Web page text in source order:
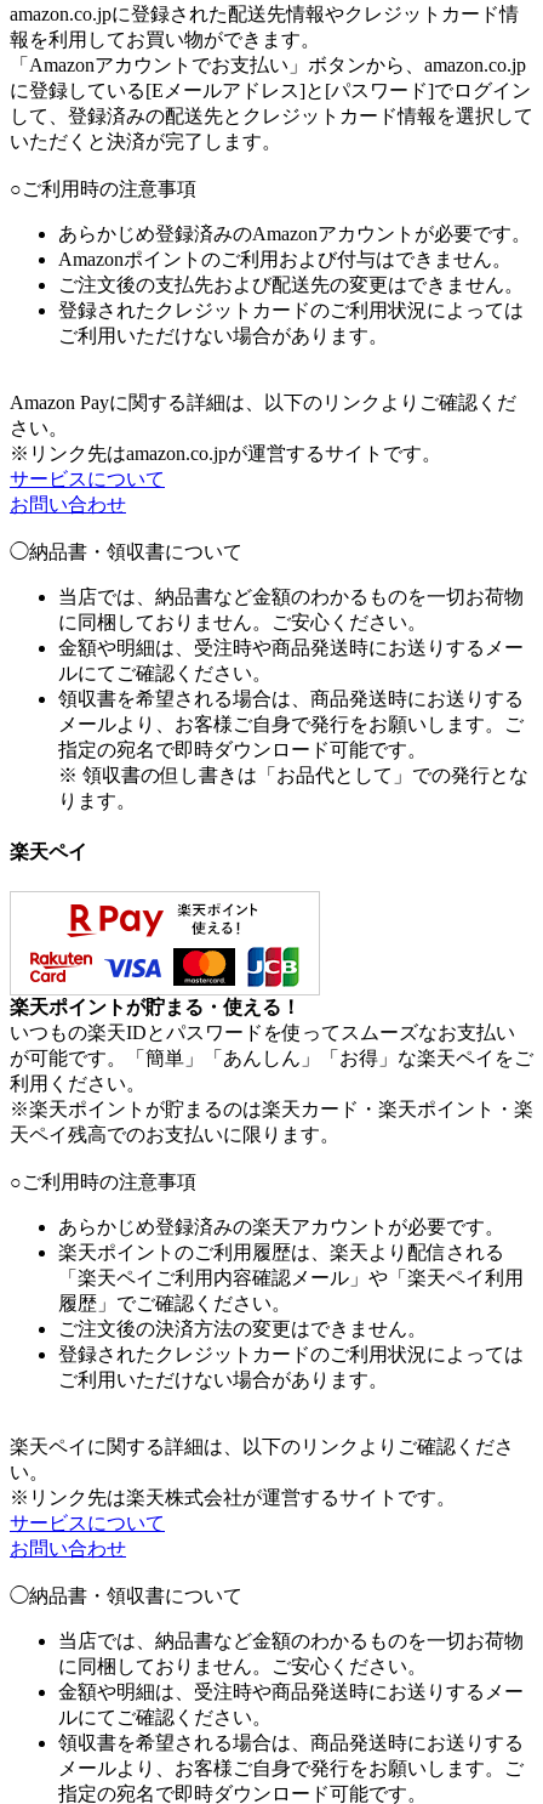
amazon.co.jpに登録された配送先情報やクレジットカード情
報を利用してお買い物ができます。
「Amazonアカウントでお支払い」ボタンから、amazon.co.jp
に登録している[Eメールアドレス]と[パスワード]でログイン
して、登録済みの配送先とクレジットカード情報を選択して
いただくと決済が完了します。
○ご利用時の注意事項
あらかじめ登録済みのAmazonアカウントが必要です。
Amazonポイントのご利用および付与はできません。
ご注文後の支払先および配送先の変更はできません。
登録されたクレジットカードのご利用状況によっては
ご利用いただけない場合があります。
Amazon Payに関する詳細は、以下のリンクよりご確認くだ
さい。
※リンク先はamazon.co.jpが運営するサイトです。
サービスについて
お問い合わせ
◯納品書・領収書について
当店では、納品書など金額のわかるものを一切お荷物
に同梱しておりません。ご安心ください。
金額や明細は、受注時や商品発送時にお送りするメー
ルにてご確認ください。
領収書を希望される場合は、商品発送時にお送りする
メールより、お客様ご自身で発行をお願いします。ご
指定の宛名で即時ダウンロード可能です。
※ 領収書の但し書きは「お品代として」での発行とな
ります。
楽天ペイ
楽天ポイントが貯まる・使える！
いつもの楽天IDとパスワードを使ってスムーズなお支払い
が可能です。「簡単」「あんしん」「お得」な楽天ペイをご
利用ください。
※楽天ポイントが貯まるのは楽天カード・楽天ポイント・楽
天ペイ残高でのお支払いに限ります。
○ご利用時の注意事項
あらかじめ登録済みの楽天アカウントが必要です。
楽天ポイントのご利用履歴は、楽天より配信される
「楽天ペイご利用内容確認メール」や「楽天ペイ利用
履歴」でご確認ください。
ご注文後の決済方法の変更はできません。
登録されたクレジットカードのご利用状況によっては
ご利用いただけない場合があります。
楽天ペイに関する詳細は、以下のリンクよりご確認くださ
い。
※リンク先は楽天株式会社が運営するサイトです。
サービスについて
お問い合わせ
◯納品書・領収書について
当店では、納品書など金額のわかるものを一切お荷物
に同梱しておりません。ご安心ください。
金額や明細は、受注時や商品発送時にお送りするメー
ルにてご確認ください。
領収書を希望される場合は、商品発送時にお送りする
メールより、お客様ご自身で発行をお願いします。ご
指定の宛名で即時ダウンロード可能です。